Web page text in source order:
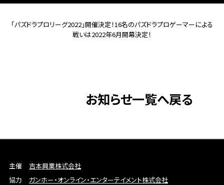
「パズドラプロリーグ2022」開催決定！16名のパズドラプロゲーマーによる
戦いは2022年6月開幕決定！
お知らせ一覧へ戻る
主催
吉本興業株式会社
協力
ガンホー・オンライン・エンターテイメント株式会社